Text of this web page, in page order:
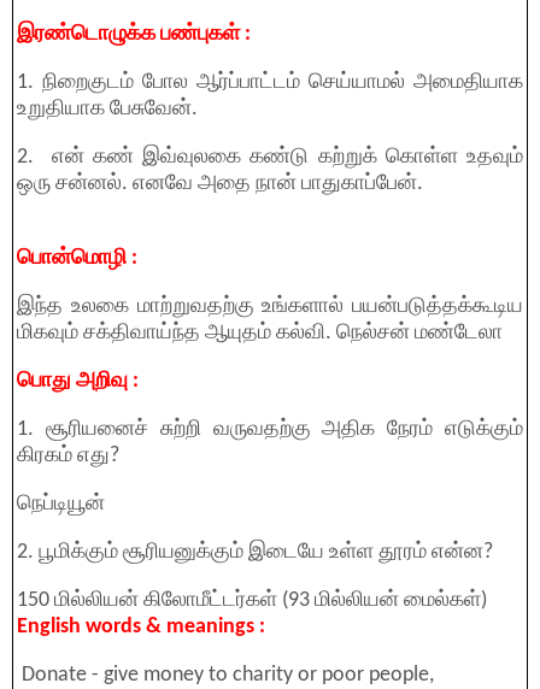
இரண்டொழுக்க பண்புகள் :
1. நிறைகுடம் போல ஆர்ப்பாட்டம் செய்யாமல் அமைதியாக
உறுதியாக பேசுவேன்.
2. என் கண் இவ்வுலகை கண்டு கற்றுக் கொள்ள உதவும்
ஒரு சன்னல். எனவே அதை நான் பாதுகாப்பேன்.
பொன்மொழி :
இந்த உலகை மாற்றுவதற்கு உங்களால் பயன்படுத்தக்கூடிய
மிகவும் சக்திவாய்ந்த ஆயுதம் கல்வி. நெல்சன் மண்டேலா
பொது அறிவு :
1. சூரியனைச் சுற்றி வருவதற்கு அதிக நேரம் எடுக்கும்
கிரகம் எது?
நெப்டியூன்
2. பூமிக்கும் சூரியனுக்கும் இடையே உள்ள தூரம் என்ன?
150 மில்லியன் கிலோமீட்டர்கள் (93 மில்லியன் மைல்கள்)
English words & meanings :
Donate - give money to charity or poor people,